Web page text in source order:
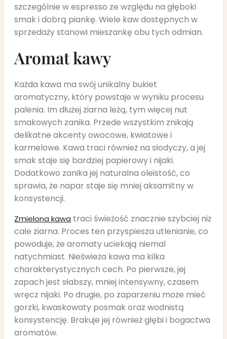
szczególnie w espresso ze względu na głęboki
smak i dobrą piankę. Wiele kaw dostępnych w
sprzedaży stanowi mieszankę obu tych odmian.
Aromat kawy
Każda kawa ma swój unikalny bukiet
aromatyczny, który powstaje w wyniku procesu
palenia. Im dłużej ziarna leżą, tym więcej nut
smakowych zanika. Przede wszystkim znikają
delikatne akcenty owocowe, kwiatowe i
karmelowe. Kawa traci również na słodyczy, a jej
smak staje się bardziej papierowy i nijaki.
Dodatkowo zanika jej naturalna oleistość, co
sprawia, że napar staje się mniej aksamitny w
konsystencji.
Zmielona kawa traci świeżość znacznie szybciej niż
całe ziarna. Proces ten przyspiesza utlenianie, co
powoduje, że aromaty uciekają niemal
natychmiast. Nieświeża kawa ma kilka
charakterystycznych cech. Po pierwsze, jej
zapach jest słabszy, mniej intensywny, czasem
wręcz nijaki. Po drugie, po zaparzeniu może mieć
gorzki, kwaskowaty posmak oraz wodnistą
konsystencję. Brakuje jej również głębi i bogactwa
aromatów.